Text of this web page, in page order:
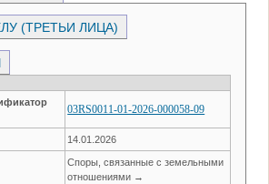
(ТРЕТЬИ ЛИЦА)
03RS0011-01-2026-000058-09
14.01.2026
Споры, связанные с земельными
отношениями →